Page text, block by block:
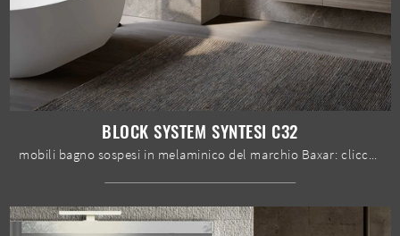
BLOCK SYSTEM SYNTESI C32
mobili bagno sospesi in melaminico del marchio Baxar: clicca e scopri l'arredo bagno moderno Block System Syntesi C32 per il bagno di casa.